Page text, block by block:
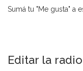
Sumá tu "Me gusta" a
Editar la radio